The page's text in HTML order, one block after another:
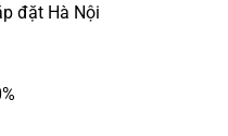
đặt Hà Nội